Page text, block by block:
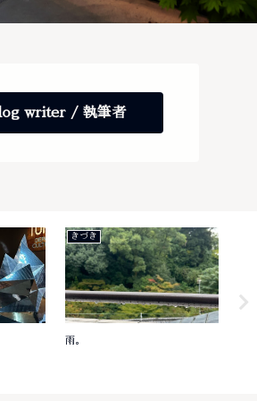
writer / 執筆者
きづき
雨。